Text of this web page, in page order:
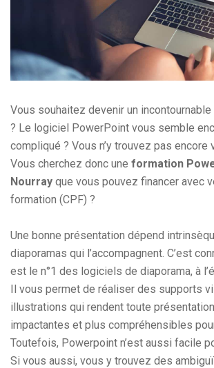
Vous souhaitez devenir un
? Le logiciel PowerPoint vous semble
compliqué ? Vous n’y trouvez pas encore
Vous cherchez donc une formation
Nourray que vous pouvez financer avec
formation (CPF) ?
Une bonne présentation dépend
diaporamas qui l’accompagnent. C’est
est le n°1 des logiciels de diaporama, à
Il vous permet de réaliser des supports
illustrations qui rendent toute
impactantes et plus compréhensibles
Toutefois, Powerpoint n’est aussi facile
Si vous aussi, vous y trouvez des